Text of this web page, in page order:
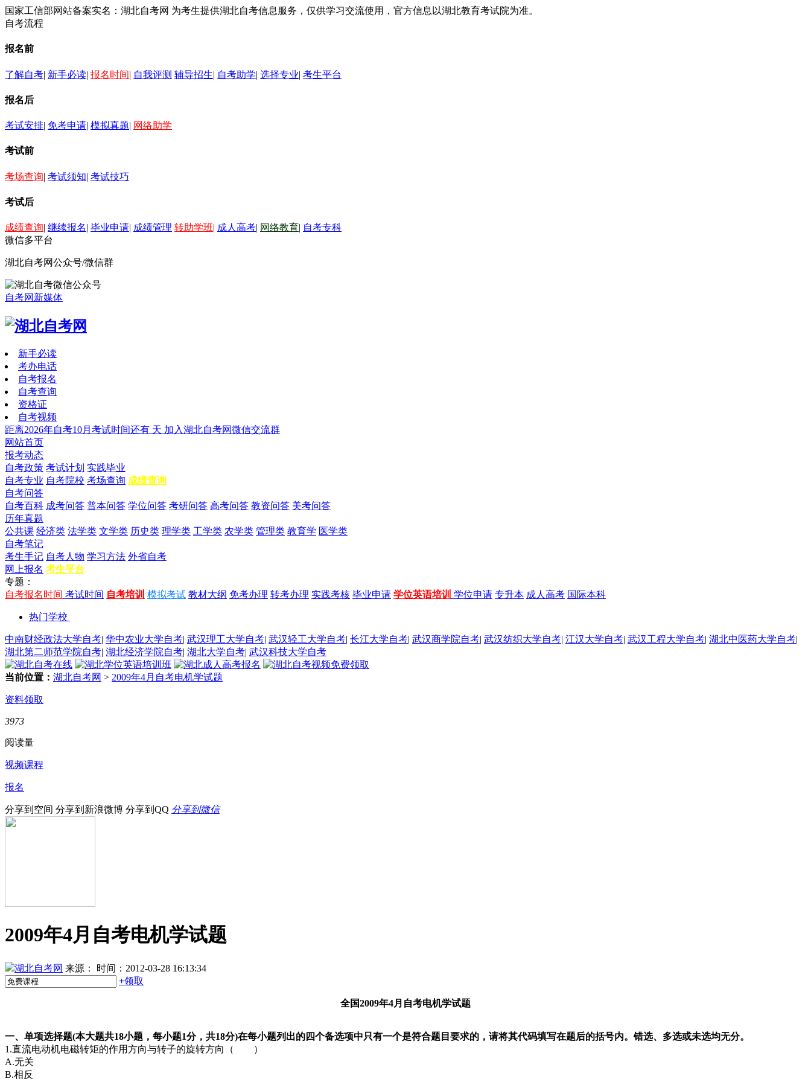
国家工信部网站备案实名：湖北自考网 为考生提供湖北自考信息服务，仅供学习交流使用，官方信息以湖北教育考试院为准。
自考流程
报名前
了解自考| 新手必读| 报名时间| 自我评测 辅导招生| 自考助学| 选择专业| 考生平台
报名后
考试安排| 免考申请| 模拟真题| 网络助学
考试前
考场查询| 考试须知| 考试技巧
考试后
成绩查询| 继续报名| 毕业申请| 成绩管理 转助学班| 成人高考| 网络教育| 自考专科
微信多平台
湖北自考网公众号/微信群
自考网新媒体
新手必读
考办电话
自考报名
自考查询
资格证
自考视频
距离2026年自考10月考试时间还有 天 加入湖北自考网微信交流群
网站首页
报考动态
自考政策 考试计划 实践毕业
自考专业 自考院校 考场查询 成绩查询
自考问答
自考百科 成考问答 普本问答 学位问答 考研问答 高考问答 教资问答 美考问答
历年真题
公共课 经济类 法学类 文学类 历史类 理学类 工学类 农学类 管理类 教育学 医学类
自考笔记
考生手记 自考人物 学习方法 外省自考
网上报名 考生平台
专题：
自考报名时间 考试时间 自考培训 模拟考试 教材大纲 免考办理 转考办理 实践考核 毕业申请 学位英语培训 学位申请 专升本 成人高考 国际本科
热门学校
中南财经政法大学自考| 华中农业大学自考| 武汉理工大学自考| 武汉轻工大学自考| 长江大学自考| 武汉商学院自考| 武汉纺织大学自考| 江汉大学自考| 武汉工程大学自考| 湖北中医药大学自考|
湖北第二师范学院自考| 湖北经济学院自考| 湖北大学自考| 武汉科技大学自考
当前位置： 湖北自考网 > 2009年4月自考电机学试题
资料领取
3973
阅读量
视频课程
报名
分享到空间 分享到新浪微博 分享到QQ 分享到微信
2009年4月自考电机学试题
湖北自考网 来源：
时间：2012-03-28 16:13:34
+领取
全国2009年4月自考电机学试题
一、单项选择题(本大题共18小题，每小题1分，共18分)在每小题列出的四个备选项中只有一个是符合题目要求的，请将其代码填写在题后的括号内。错选、多选或未选均无分。
1.直流电动机电磁转矩的作用方向与转子的旋转方向（ ）
A.无关
B.相反